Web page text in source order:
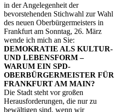
in der Angelegenheit der
bevorstehenden Stichwahl zur Wahl
des neuen Oberbürgermeisters in
Frankfurt am Sonntag, 26. März
wende ich mich an Sie:
DEMOKRATIE ALS KULTUR-
UND LEBENSFORM –
WARUM EIN SPD-
OBERBÜRGERMEISTER FÜR
FRANKFURT AM MAIN?
Die Stadt steht vor großen
Herausforderungen, die nur zu
bewältigen sind, wenn wir